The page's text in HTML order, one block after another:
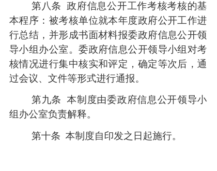
第八条
政府信息公开工作考核考核的基
本程序：被考核单位就本年度政府公开工作进
行总结，并形成书面材料报委政府信息公开领
导小组办公室。委政府信息公开领导小组对考
核情况进行集中核实和评定，确定等次后，通
过会议、文件等形式进行通报。
第九条
本制度由委政府信息公开领导小
组办公室负责解释。
第十条 本制度自印发之日起施行。